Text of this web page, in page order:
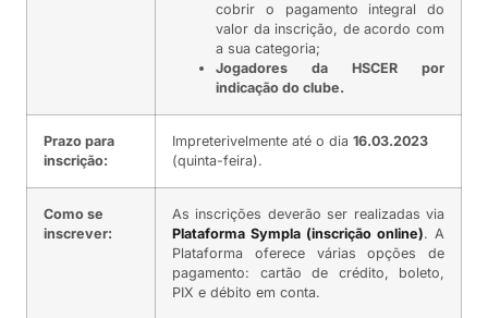
cobrir o pagamento integral do
valor da inscrição, de acordo com
a sua categoria;
Jogadores da HSCER por
indicação do clube.
Prazo para
inscrição:
Impreterivelmente até o dia 16.03.2023
(quinta-feira).
Como se
inscrever:
As inscrições deverão ser realizadas via
Plataforma Sympla (inscrição online). A
Plataforma oferece várias opções de
pagamento: cartão de crédito, boleto,
PIX e débito em conta.